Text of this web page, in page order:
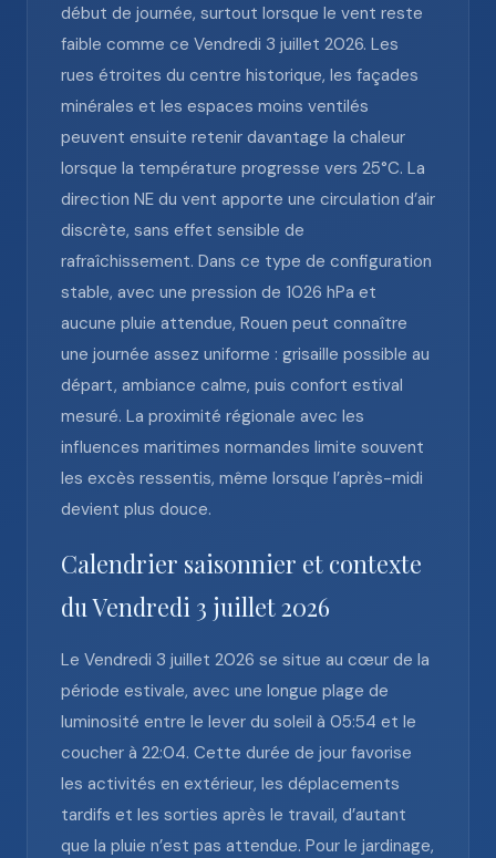
début de journée, surtout lorsque le vent reste
faible comme ce Vendredi 3 juillet 2026. Les
rues étroites du centre historique, les façades
minérales et les espaces moins ventilés
peuvent ensuite retenir davantage la chaleur
lorsque la température progresse vers 25°C. La
direction NE du vent apporte une circulation d’air
discrète, sans effet sensible de
rafraîchissement. Dans ce type de configuration
stable, avec une pression de 1026 hPa et
aucune pluie attendue, Rouen peut connaître
une journée assez uniforme : grisaille possible au
départ, ambiance calme, puis confort estival
mesuré. La proximité régionale avec les
influences maritimes normandes limite souvent
les excès ressentis, même lorsque l’après-midi
devient plus douce.
Calendrier saisonnier et contexte
du Vendredi 3 juillet 2026
Le Vendredi 3 juillet 2026 se situe au cœur de la
période estivale, avec une longue plage de
luminosité entre le lever du soleil à 05:54 et le
coucher à 22:04. Cette durée de jour favorise
les activités en extérieur, les déplacements
tardifs et les sorties après le travail, d’autant
que la pluie n’est pas attendue. Pour le jardinage,